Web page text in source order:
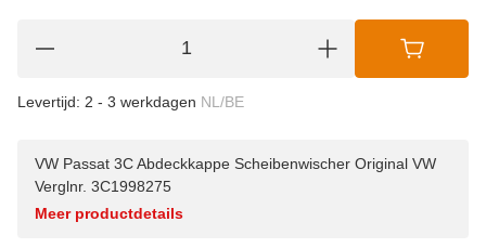
Levertijd: 2 - 3 werkdagen NL/BE
VW Passat 3C Abdeckkappe Scheibenwischer Original VW
Verglnr. 3C1998275
Meer productdetails